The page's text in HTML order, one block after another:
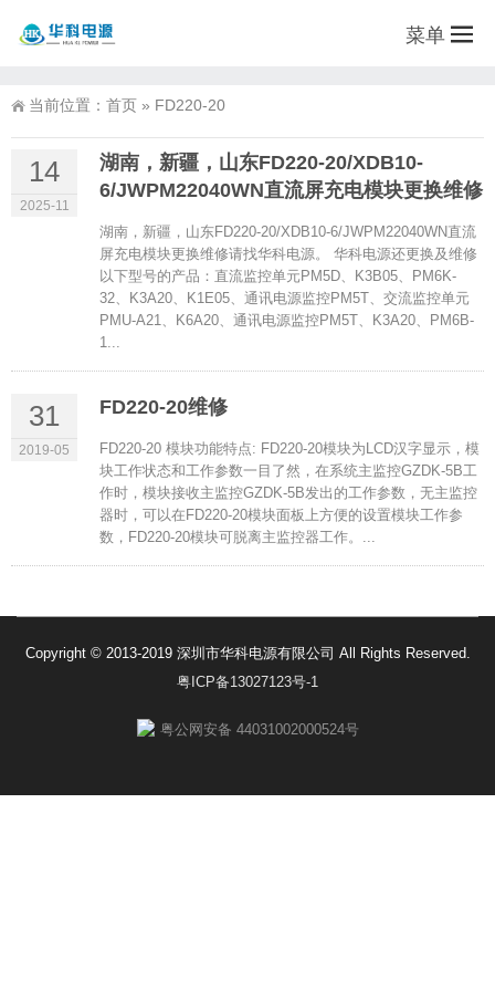
菜单
当前位置： 首页 » FD220-20
14
2025-11
湖南，新疆，山东FD220-20/XDB10-
6/JWPM22040WN直流屏充电模块更换维修
湖南，新疆，山东FD220-20/XDB10-6/JWPM22040WN直流
屏充电模块更换维修请找华科电源。 华科电源还更换及维修
以下型号的产品：直流监控单元PM5D、K3B05、PM6K-
32、K3A20、K1E05、通讯电源监控PM5T、交流监控单元
PMU-A21、K6A20、通讯电源监控PM5T、K3A20、PM6B-
1...
31
2019-05
FD220-20维修
FD220-20 模块功能特点: FD220-20模块为LCD汉字显示，模
块工作状态和工作参数一目了然，在系统主监控GZDK-5B工
作时，模块接收主监控GZDK-5B发出的工作参数，无主监控
器时，可以在FD220-20模块面板上方便的设置模块工作参
数，FD220-20模块可脱离主监控器工作。...
Copyright © 2013-2019 深圳市华科电源有限公司 All Rights Reserved.
粤ICP备13027123号-1
粤公网安备 44031002000524号